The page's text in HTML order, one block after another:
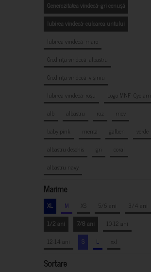
Generozitatea vindecă- gri cenușă
Iubirea vindecă- culoarea untului
Iubirea vindecă- maro
Credința vindecă- albastru
Credința vindecă- vișiniu
Iubirea vindecă- roșu
Logo MNF- Cyclam
alb
albastru roz
mov
baby pink
mentă galben
verde
albastru deschis
gri
coral
albastru navy
Marime
XL M XS 5/6 ani
3/4 ani
1/2 ani
7/8 ani
10-12 ani
12-14 ani
S L xxl
Sortare